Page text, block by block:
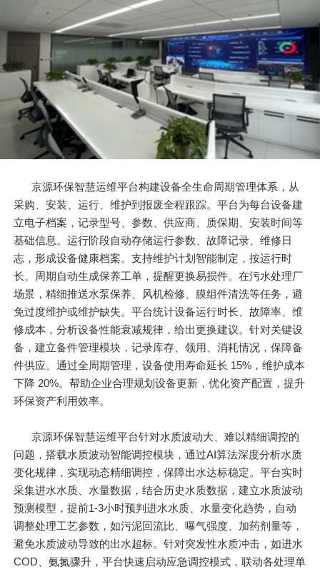
京源环保智慧运维平台构建设备全生命周期管理体系，从
采购、安装、运行、维护到报废全程跟踪。平台为每台设备建
立电子档案，记录型号、参数、供应商、质保期、安装时间等
基础信息。运行阶段自动存储运行参数、故障记录、维修日
志，形成设备健康档案。支持维护计划智能制定，按运行时
长、周期自动生成保养工单，提醒更换易损件。在污水处理厂
场景，精细推送水泵保养、风机检修、膜组件清洗等任务，避
免过度维护或维护缺失。平台统计设备运行时长、故障率、维
修成本，分析设备性能衰减规律，给出更换建议。针对关键设
备，建立备件管理模块，记录库存、领用、消耗情况，保障备
件供应。通过全周期管理，设备使用寿命延长 15%，维护成本
下降 20%。帮助企业合理规划设备更新，优化资产配置，提升
环保资产利用效率。
京源环保智慧运维平台针对水质波动大、难以精细调控的
问题，搭载水质波动智能调控模块，通过AI算法深度分析水质
变化规律，实现动态精细调控，保障出水达标稳定。平台实时
采集进水水质、水量数据，结合历史水质数据，建立水质波动
预测模型，提前1-3小时预判进水水质、水量变化趋势，自动
调整处理工艺参数，如污泥回流比、曝气强度、加药剂量等，
避免水质波动导致的出水超标。针对突发性水质冲击，如进水
COD、氨氮骤升，平台快速启动应急调控模式，联动各处理单